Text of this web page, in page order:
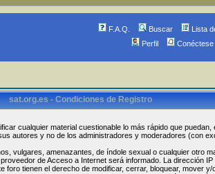
F.A.Q. Buscar Lista
Perfil
sat.org.es - Condiciones de Registro
cualquier material cuestionable lo más rápido que
autores y no de los administradores y moderadores (con
vulgares, amenazantes, de índole sexual o cualquier otro
de Acceso a Internet será informado. La dirección
tienen el derecho de modificar, cerrar, bloquear, mover